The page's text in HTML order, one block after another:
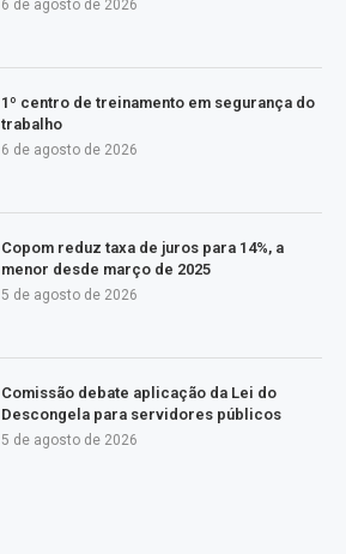
6 de agosto de 2026
1º centro de treinamento em segurança do
trabalho
6 de agosto de 2026
Copom reduz taxa de juros para 14%, a
menor desde março de 2025
5 de agosto de 2026
Comissão debate aplicação da Lei do
Descongela para servidores públicos
5 de agosto de 2026